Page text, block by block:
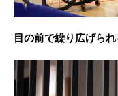
目の前で繰り広げら